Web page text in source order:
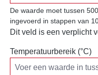
De waarde moet tussen
ingevoerd in stappen van
Dit veld is een verplicht
Temperatuurbereik (°C)